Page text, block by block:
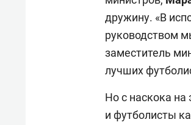
дружину. «В
руководством
заместитель
лучших
Но с наскока
и футболисты